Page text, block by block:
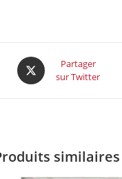
Partager
sur Twitter
similaires